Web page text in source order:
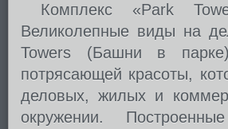
Комплекс «Park
Великолепные виды на
Towers (Башни в
потрясающей красоты,
деловых, жилых и
окружении.